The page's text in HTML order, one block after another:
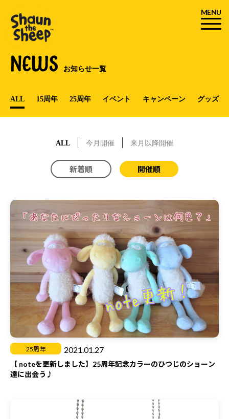
MENU
NEWS お知らせ一覧
ALL 15周年 25周年 イベント キャンペーン グッズ
ALL 今月開催 来月以降開催
新着順 開催順
25周年 2021.01.27
【 noteを更新しました】25周年記念カラーのひつじのショーン
達に出会う♪